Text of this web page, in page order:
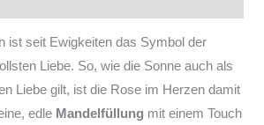
ist seit Ewigkeiten das Symbol der
Liebe. So, wie die Sonne auch als
Liebe gilt, ist die Rose im Herzen damit
edle Mandelfüllung mit einem Touch